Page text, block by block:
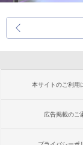
本サイトのご利用
広告掲載のご